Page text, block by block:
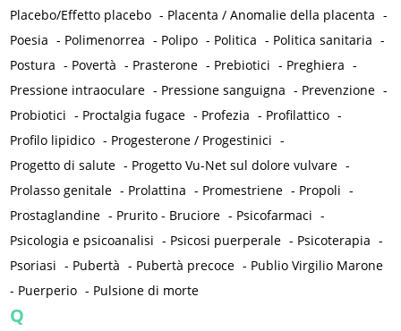
Placebo/Effetto placebo - Placenta / Anomalie della placenta -
Poesia - Polimenorrea - Polipo - Politica - Politica sanitaria -
Postura - Povertà - Prasterone - Prebiotici - Preghiera -
Pressione intraoculare - Pressione sanguigna - Prevenzione -
Probiotici - Proctalgia fugace - Profezia - Profilattico -
Profilo lipidico - Progesterone / Progestinici -
Progetto di salute - Progetto Vu-Net sul dolore vulvare -
Prolasso genitale - Prolattina - Promestriene - Propoli -
Prostaglandine - Prurito - Bruciore - Psicofarmaci -
Psicologia e psicoanalisi - Psicosi puerperale - Psicoterapia -
Psoriasi - Pubertà - Pubertà precoce - Publio Virgilio Marone
- Puerperio - Pulsione di morte
Q